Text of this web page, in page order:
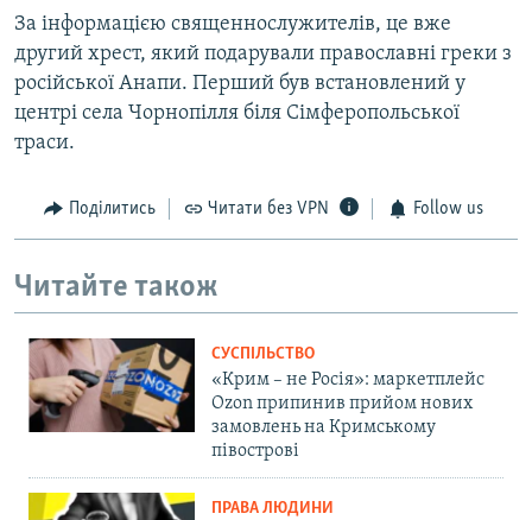
За інформацією священнослужителів, це вже
другий хрест, який подарували православні греки з
російської Анапи. Перший був встановлений у
центрі села Чорнопілля біля Сімферопольської
траси.
Поділитись Читати без VPN Follow us
Читайте також
СУСПІЛЬСТВО
«Крим – не Росія»: маркетплейс
Ozon припинив прийом нових
замовлень на Кримському
півострові
ПРАВА ЛЮДИНИ